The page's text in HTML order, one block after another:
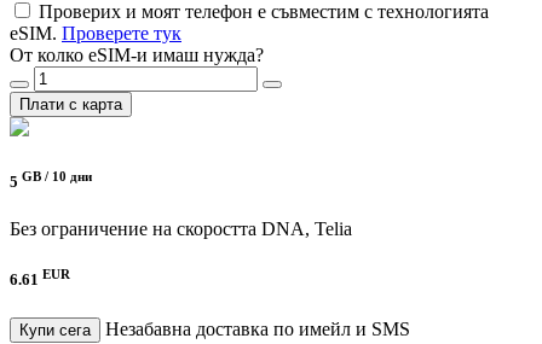
Проверих и моят телефон е съвместим с технологията
eSIM. Проверете тук
От колко eSIM-и имаш нужда?
Плати с карта
5 GB / 10 дни
Без ограничение на скоростта DNA, Telia
6.61 EUR
Купи сега
Незабавна доставка по имейл и SMS